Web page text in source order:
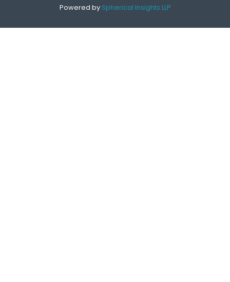
Powered by Spherical Insights LLP